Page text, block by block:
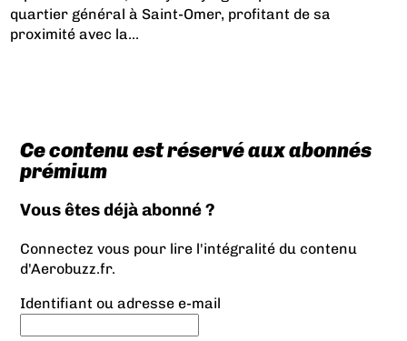
quartier général à Saint-Omer, profitant de sa
proximité avec la...
Ce contenu est réservé aux abonnés
prémium
Vous êtes déjà abonné ?
Connectez vous pour lire l'intégralité du contenu
d'Aerobuzz.fr.
Identifiant ou adresse e-mail